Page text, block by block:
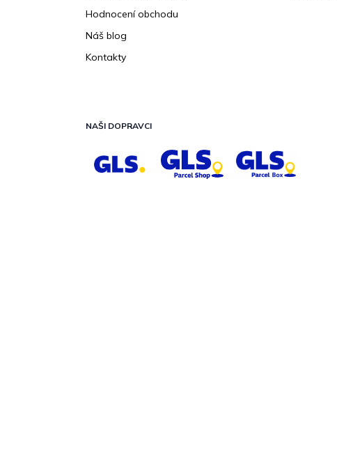
Hodnocení obchodu
Náš blog
Kontakty
NAŠI DOPRAVCI